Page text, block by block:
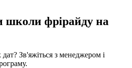
школи фрірайду на
Зв'яжіться з менеджером і